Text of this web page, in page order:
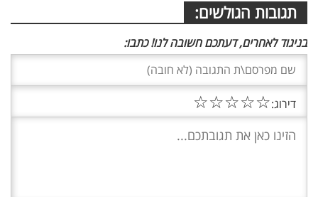
תגובות הגולשים:
בניגוד לאחרים, דעתכם חשובה לנו! כתבו:
דירוג:☆
☆
☆
☆
☆